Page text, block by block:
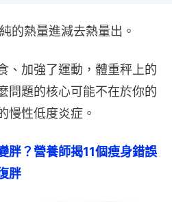
的熱量進減去熱量出。
、加強了運動，體重秤上的
問題的核心可能不在於你的
慢性低度炎症。
胖？營養師揭11個瘦身錯誤
胖